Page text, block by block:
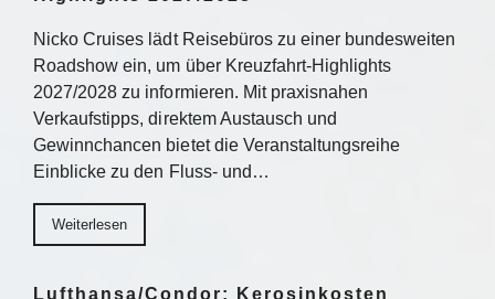
Nicko Cruises lädt Reisebüros zu einer bundesweiten
Roadshow ein, um über Kreuzfahrt-Highlights
2027/2028 zu informieren. Mit praxisnahen
Verkaufstipps, direktem Austausch und
Gewinnchancen bietet die Veranstaltungsreihe
Einblicke zu den Fluss- und…
Weiterlesen
Lufthansa/Condor: Kerosinkosten